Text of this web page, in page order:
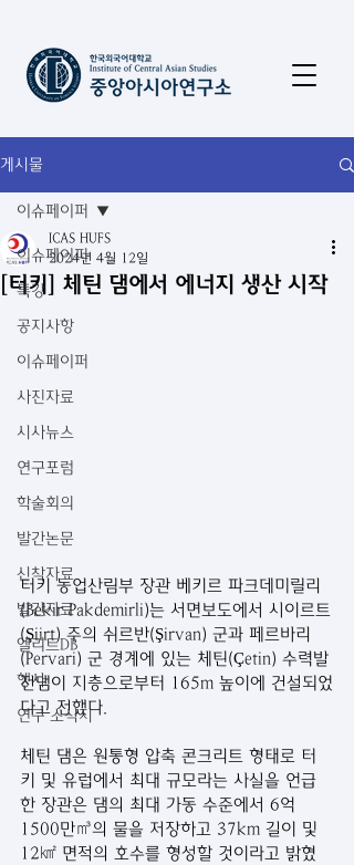
게시물
이슈페이퍼
특강
공지사항
이슈페이퍼
사진자료
시사뉴스
연구포럼
학술회의
발간논문
신착자료
발간자료
엘리트DB
행사
연구 소식지
이슈페이퍼
[터키] 체틴 댐에서 에너지 생산 시작
ICAS HUFS
2024년 4월 12일
터키 농업산림부 장관 베키르 파크데미릴리
(Bekir Pakdemirli)는 서면보도에서 시이르트
(Şiirt) 주의 쉬르반(Şirvan) 군과 페르바리
(Pervari) 군 경계에 있는 체틴(Çetin) 수력발
전댐이 지층으로부터 165m 높이에 건설되었
다고 전했다.
체틴 댐은 원통형 압축 콘크리트 형태로 터
키 및 유럽에서 최대 규모라는 사실을 언급
한 장관은 댐의 최대 가동 수준에서 6억
1500만㎥의 물을 저장하고 37km 길이 및
12㎢ 면적의 호수를 형성할 것이라고 밝혔